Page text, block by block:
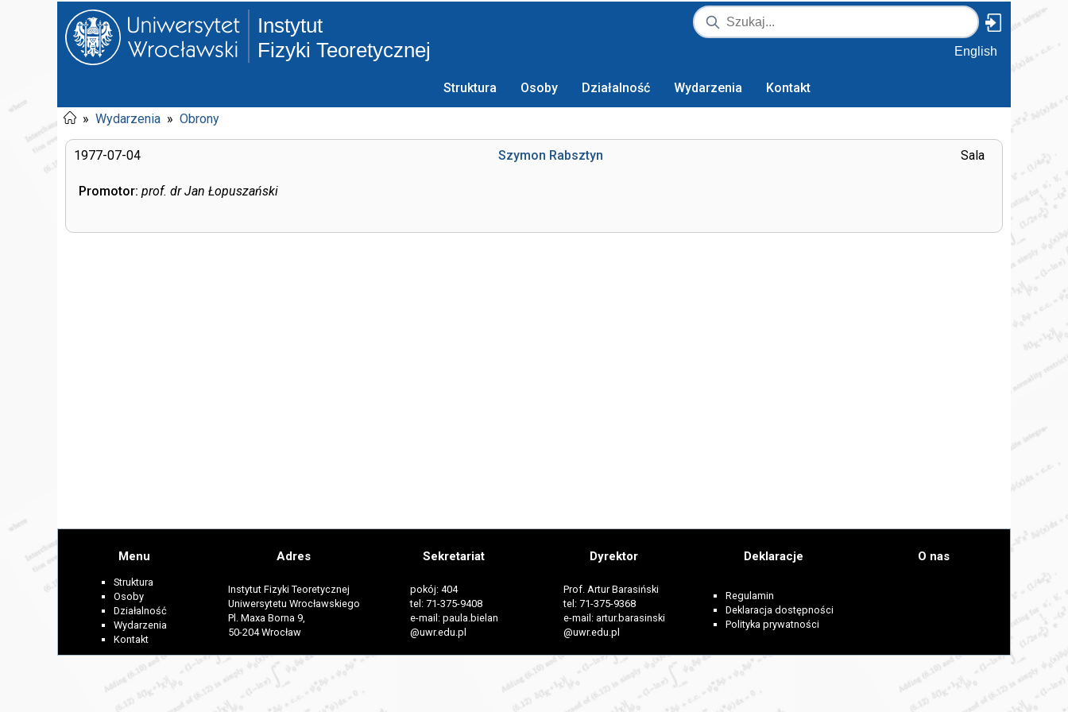
Instytut
Fizyki Teoretycznej
English
Struktura Osoby Działalność Wydarzenia Kontakt
» Wydarzenia » Obrony
1977-07-04 Sala
Szymon Rabsztyn
Promotor: prof. dr Jan Łopuszański
Menu
Struktura
Osoby
Działalność
Wydarzenia
Kontakt
Adres
Instytut Fizyki Teoretycznej
Uniwersytetu Wrocławskiego
Pl. Maxa Borna 9,
50-204 Wrocław
Sekretariat
pokój: 404
tel: 71-375-9408
e-mail: paula.bielan
@uwr.edu.pl
Dyrektor
Prof. Artur Barasiński
tel: 71-375-9368
e-mail: artur.barasinski
@uwr.edu.pl
Deklaracje
Regulamin
Deklaracja dostępności
Polityka prywatności
O nas